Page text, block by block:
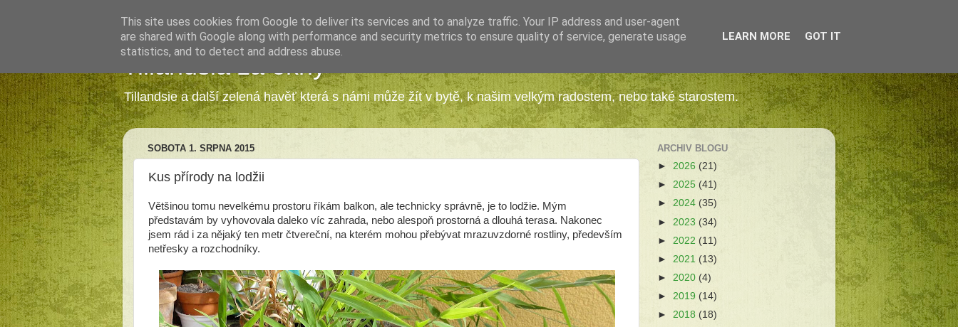
Tillandsia za okny
Tillandsie a další zelená havěť která s námi může žít v bytě, k našim velkým radostem, nebo také starostem.
SOBOTA 1. SRPNA 2015
Kus přírody na lodžii
Většinou tomu nevelkému prostoru říkám balkon, ale technicky správně, je to lodžie. Mým
představám by vyhovovala daleko víc zahrada, nebo alespoň prostorná a dlouhá terasa. Nakonec
jsem rád i za nějaký ten metr čtvereční, na kterém mohou přebývat mrazuvzdorné rostliny, především
netřesky a rozchodníky.
ARCHIV BLOGU
► 2026 (21)
► 2025 (41)
► 2024 (35)
► 2023 (34)
► 2022 (11)
► 2021 (13)
► 2020 (4)
► 2019 (14)
► 2018 (18)
This site uses cookies from Google to deliver its services and to analyze traffic. Your IP address and user-agent
are shared with Google along with performance and security metrics to ensure quality of service, generate usage
statistics, and to detect and address abuse.
LEARN MORE GOT IT